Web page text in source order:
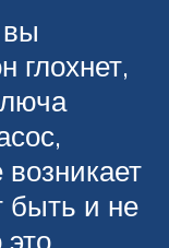
вы
глохнет,
быть и не